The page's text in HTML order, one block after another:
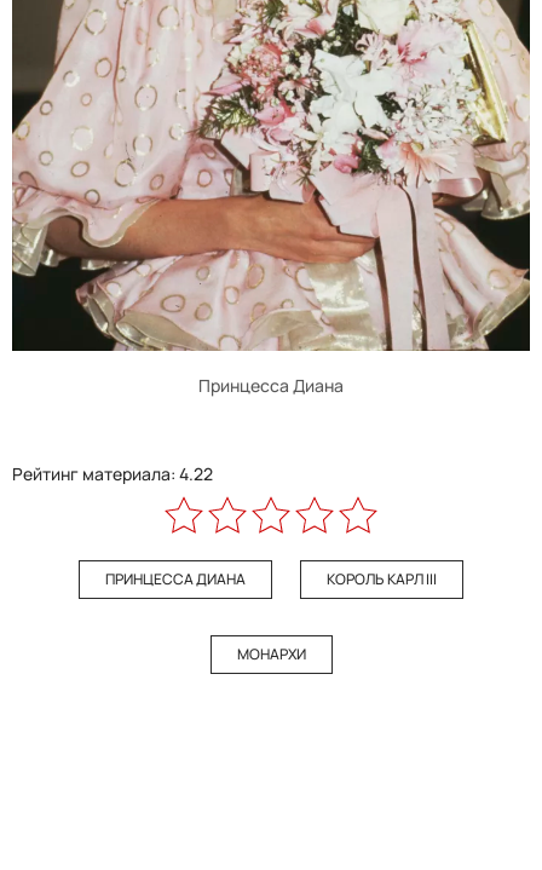
Принцесса Диана
Рейтинг материала: 4.22
ПРИНЦЕССА ДИАНА КОРОЛЬ КАРЛ III
МОНАРХИ